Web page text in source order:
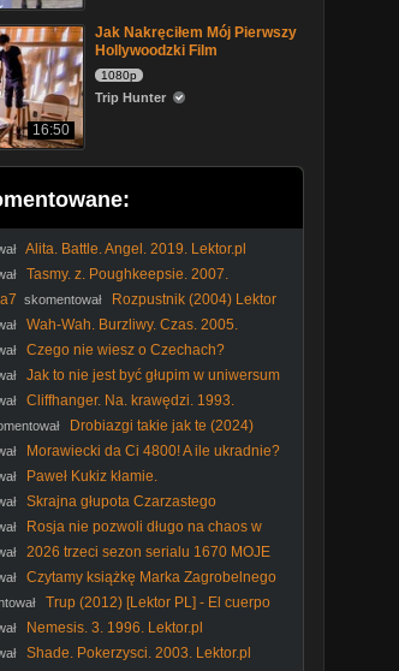
16:50
Jak Nakręciłem Mój Pierwszy
Hollywoodzki Film
1080p
Trip Hunter
Alita. Battle. Angel. 2019. Lektor.pl
Tasmy. z. Poughkeepsie. 2007.
skomentował
Rozpustnik (2004) Lektor
Wah-Wah. Burzliwy. Czas. 2005.
Czego nie wiesz o Czechach?
2645Jak to nie jest być głupim w uniwersum
Cliffhanger. Na. krawędzi. 1993.
Drobiazgi takie jak te (2024)
Morawiecki da Ci 4800! A ile ukradnie?
#Kaczyński #Nawrocki #polityka
Paweł Kukiz kłamie.
Skrajna głupota Czarzastego
Rosja nie pozwoli długo na chaos w
#Rosja #PiS #Tusk #polityka
2026 trzeci sezon serialu 1670 MOJE
Napierała
Czytamy książkę Marka Zagrobelnego
Trup (2012) [Lektor PL] - El cuerpo
Nemesis. 3. 1996. Lektor.pl
Shade. Pokerzysci. 2003. Lektor.pl